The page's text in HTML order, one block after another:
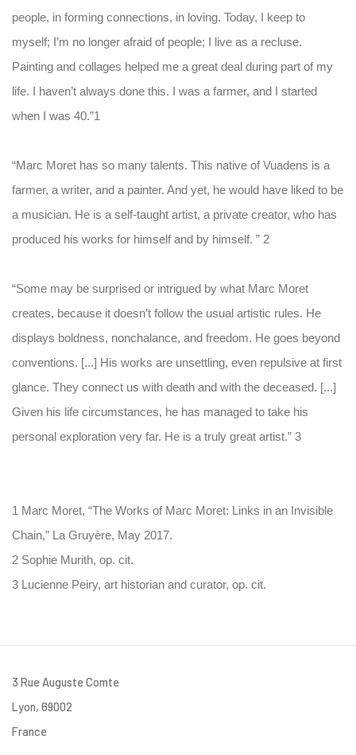
people, in forming connections, in loving. Today, I keep to
myself; I’m no longer afraid of people; I live as a recluse.
Painting and collages helped me a great deal during part of my
life. I haven’t always done this. I was a farmer, and I started
when I was 40.”1
“Marc Moret has so many talents. This native of Vuadens is a
farmer, a writer, and a painter. And yet, he would have liked to be
a musician. He is a self-taught artist, a private creator, who has
produced his works for himself and by himself. ” 2
“Some may be surprised or intrigued by what Marc Moret
creates, because it doesn’t follow the usual artistic rules. He
displays boldness, nonchalance, and freedom. He goes beyond
conventions. [...] His works are unsettling, even repulsive at first
glance. They connect us with death and with the deceased. [...]
Given his life circumstances, he has managed to take his
personal exploration very far. He is a truly great artist.” 3
1 Marc Moret, “The Works of Marc Moret: Links in an Invisible
Chain,” La Gruyère, May 2017.
2 Sophie Murith, op. cit.
3 Lucienne Peiry, art historian and curator, op. cit.
3 Rue Auguste Comte
Lyon, 69002
France